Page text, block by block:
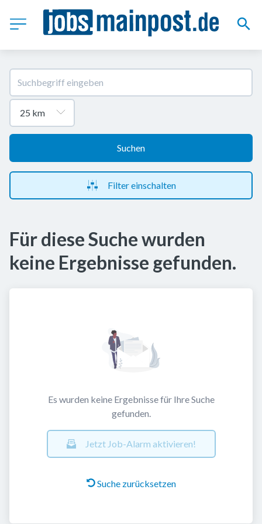
Suchen
Filter einschalten
Für diese Suche wurden
keine Ergebnisse gefunden.
Es wurden keine Ergebnisse für Ihre Suche
gefunden.
Jetzt Job-Alarm aktivieren!
Suche zurücksetzen